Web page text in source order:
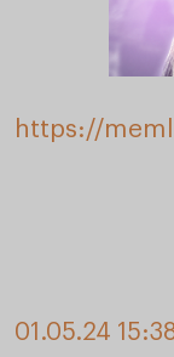
https://
01.05.24